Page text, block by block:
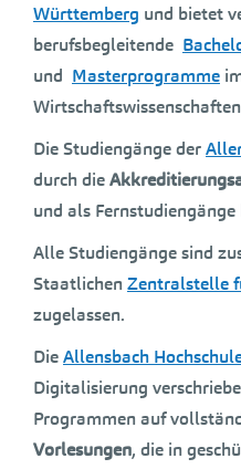
Württemberg und bietet
berufsbegleitende
und Masterprogramme
Die Studiengänge der
durch die
und als
Alle Studiengänge sind
Staatlichen Zentralstelle
zugelassen.
DieAllensbach
Digitalisierung
Programmen auf
Vorlesungen, die in